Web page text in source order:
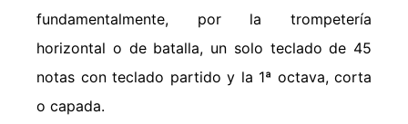
fundamentalmente, por la trompetería
horizontal o de batalla, un solo teclado de 45
notas con teclado partido y la 1ª octava, corta
o capada.